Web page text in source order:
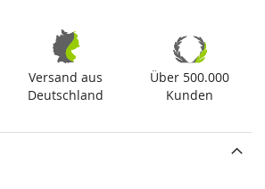
Versand aus
Deutschland
Über 500.000
Kunden